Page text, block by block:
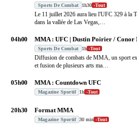
Sports De Combat 1h30 -Tout
Le 11 juillet 2026 aura lieu l'UFC 329 à la
dans la vallée de Las Vegas,…
04h00 MMA : UFC | Dustin Poirier / Conor
Sports De Combat 1h -Tout
Diffusion de combats de MMA, un sport
et fusion de plusieurs arts ma…
05h00 MMA : Countdown UFC
Magazine Sportif 1h -Tout
20h30 Format MMA
Magazine Sportif 30 min -Tout